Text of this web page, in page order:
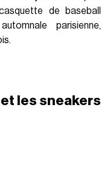
de baseball
parisienne,
les sneakers